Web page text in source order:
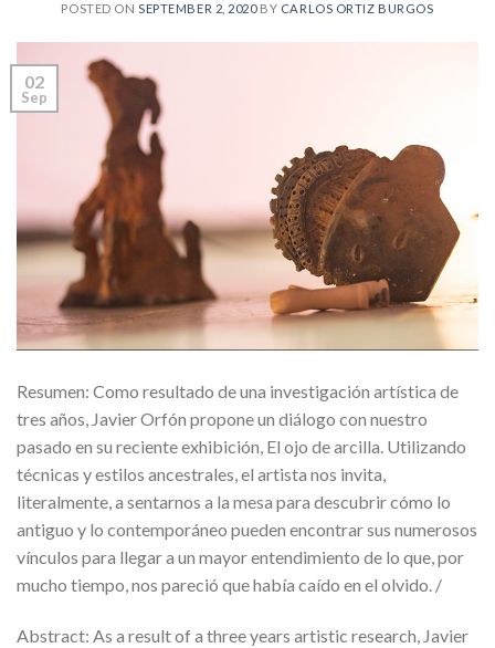
POSTED ONSEPTEMBER 2, 2020BY CARLOS ORTIZ BURGOS
02
Sep
Resumen: Como resultado de una investigación artística de
tres años, Javier Orfón propone un diálogo con nuestro
pasado en su reciente exhibición, El ojo de arcilla. Utilizando
técnicas y estilos ancestrales, el artista nos invita,
literalmente, a sentarnos a la mesa para descubrir cómo lo
antiguo y lo contemporáneo pueden encontrar sus numerosos
vínculos para llegar a un mayor entendimiento de lo que, por
mucho tiempo, nos pareció que había caído en el olvido. /
Abstract: As a result of a three years artistic research, Javier